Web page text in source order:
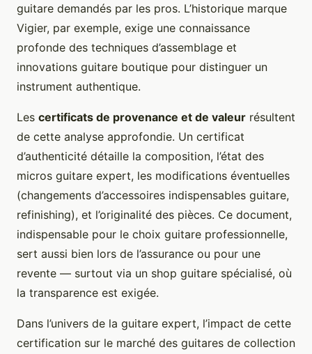
guitare demandés par les pros. L’historique marque
Vigier, par exemple, exige une connaissance
profonde des techniques d’assemblage et
innovations guitare boutique pour distinguer un
instrument authentique.
Les certificats de provenance et de valeur résultent
de cette analyse approfondie. Un certificat
d’authenticité détaille la composition, l’état des
micros guitare expert, les modifications éventuelles
(changements d’accessoires indispensables guitare,
refinishing), et l’originalité des pièces. Ce document,
indispensable pour le choix guitare professionnelle,
sert aussi bien lors de l’assurance ou pour une
revente — surtout via un shop guitare spécialisé, où
la transparence est exigée.
Dans l’univers de la guitare expert, l’impact de cette
certification sur le marché des guitares de collection